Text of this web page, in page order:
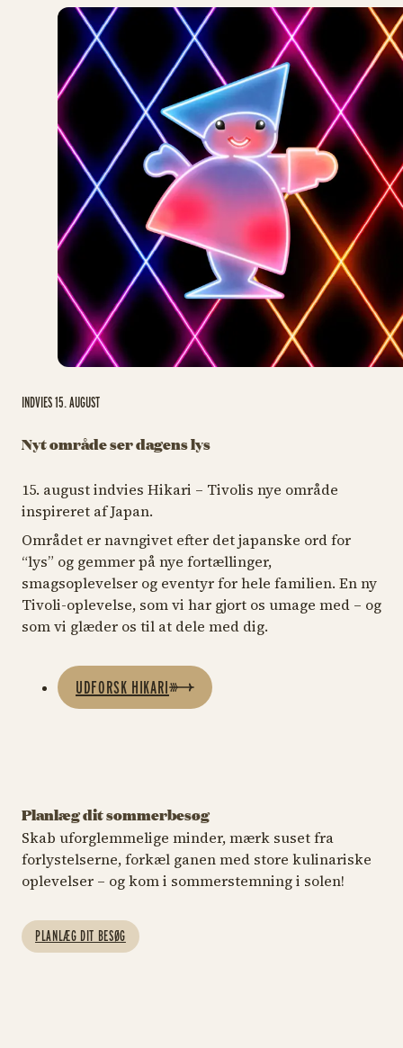
Nyt område ser dagens lys
INDVIES 15. AUGUST
15. august indvies Hikari – Tivolis nye område
inspireret af Japan.
Området er navngivet efter det japanske ord for
“lys” og gemmer på nye fortællinger,
smagsoplevelser og eventyr for hele familien. En ny
Tivoli-oplevelse, som vi har gjort os umage med – og
som vi glæder os til at dele med dig.
UDFORSK HIKARI
Planlæg dit sommerbesøg
Skab uforglemmelige minder, mærk suset fra
forlystelserne, forkæl ganen med store kulinariske
oplevelser – og kom i sommerstemning i solen!
PLANLÆG DIT BESØG
MÆRK SUSET MED TURPAS
Se alle de sjove, vilde og
FLERE END 30 SPISESTEDER